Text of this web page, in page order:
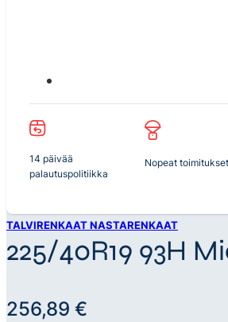
14 päivää
palautuspolitiikka
Nopeat toimitukset
TALVIRENKAAT NASTARENKAAT
225/40R19 93H
256,89 €